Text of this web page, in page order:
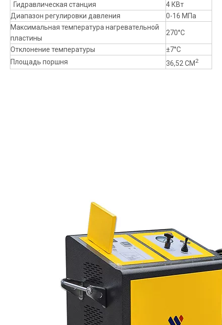
Гидравлическая станция
4 КВт
Диапазон регулировки давления
0-16 МПа
Максимальная температура нагревательной
пластины
270°С
Отклонение температуры
±7°С
Площадь поршня
36,52 СМ 2